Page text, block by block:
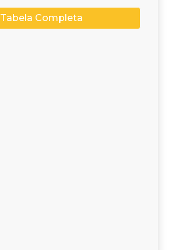
Tabela Completa